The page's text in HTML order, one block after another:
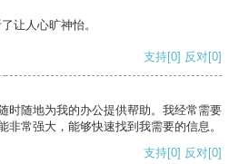
让人心旷神怡。
支持[0] 反对[0]
时随地为我的办公提供帮助。我经常需要
非常强大，能够快速找到我需要的信息。
支持[0] 反对[0]